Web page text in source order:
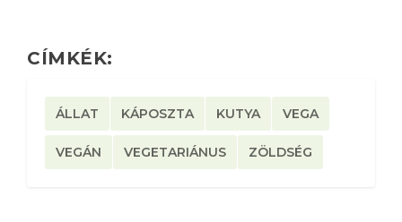
CÍMKÉK:
ÁLLAT KÁPOSZTA KUTYA VEGA
VEGÁN VEGETARIÁNUS ZÖLDSÉG